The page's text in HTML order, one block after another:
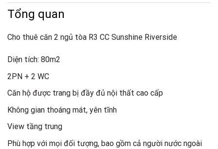
Tổng quan
Cho thuê căn 2 ngủ tòa R3 CC Sunshine Riverside
Diện tích: 80m2
2PN + 2 WC
Căn hộ được trang bị đầy đủ nội thất cao cấp
Không gian thoáng mát, yên tĩnh
View tầng trung
Phù hợp với mọi đối tượng, bao gồm cả người nước ngoài